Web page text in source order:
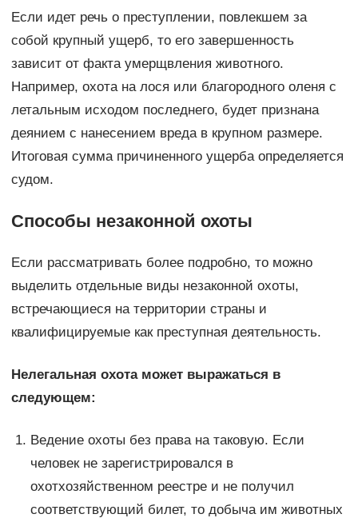
Если идет речь о преступлении, повлекшем за
собой крупный ущерб, то его завершенность
зависит от факта умерщвления животного.
Например, охота на лося или благородного оленя с
летальным исходом последнего, будет признана
деянием с нанесением вреда в крупном размере.
Итоговая сумма причиненного ущерба определяется
судом.
Способы незаконной охоты
Если рассматривать более подробно, то можно
выделить отдельные виды незаконной охоты,
встречающиеся на территории страны и
квалифицируемые как преступная деятельность.
Нелегальная охота может выражаться в
следующем:
Ведение охоты без права на таковую. Если
человек не зарегистрировался в
охотхозяйственном реестре и не получил
соответствующий билет, то добыча им животных